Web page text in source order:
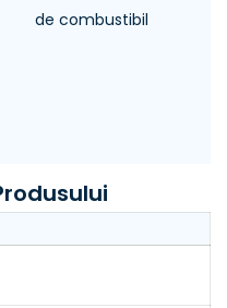
de combustibil